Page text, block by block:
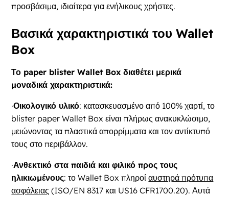
προσβάσιμα, ιδιαίτερα για ενήλικους χρήστες.
Βασικά χαρακτηριστικά του Wallet
Box
Το paper blister Wallet Box διαθέτει μερικά
μοναδικά χαρακτηριστικά:
·Οικολογικό υλικό: κατασκευασμένο από 100% χαρτί, το
blister paper Wallet Box είναι πλήρως ανακυκλώσιμο,
μειώνοντας τα πλαστικά απορρίμματα και τον αντίκτυπό
τους στο περιβάλλον.
·Ανθεκτικό στα παιδιά και φιλικό προς τους
ηλικιωμένους: το Wallet Box πληροίαυστηρά πρότυπα
ασφάλειας (ISO/EN 8317 και US16 CFR1700.20). Αυτά